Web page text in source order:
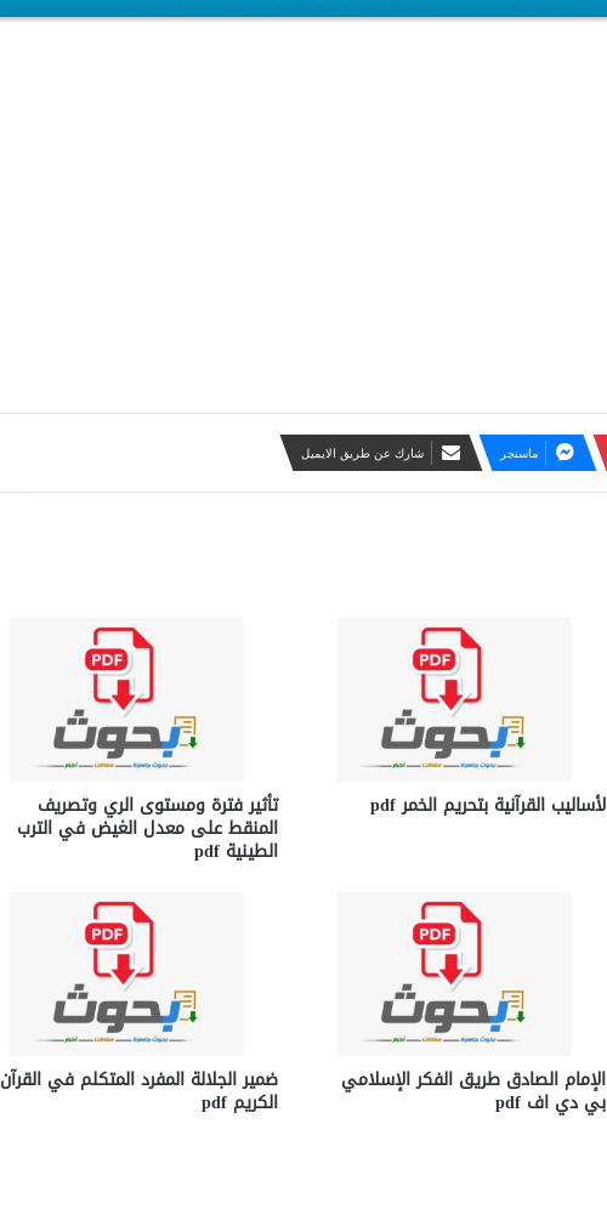
ماسنجر شارك عن طريق الايميل
لأساليب القرآنية بتحريم الخمر pdf تأثير فترة ومستوى الري وتصريف
المنقط على معدل الغيض في الترب
الطينية pdf
الإمام الصادق طريق الفكر الإسلامي
بي دي اف pdf
ضمير الجلالة المفرد المتكلم في القرآن
الكريم pdf